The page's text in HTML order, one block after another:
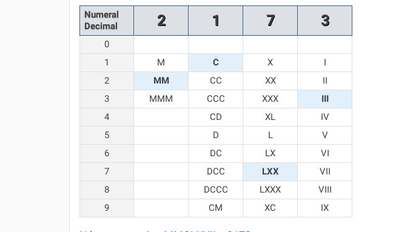
Todos os Exercícios
Numeral
Decimal
2 1 7 3
0
1
M C X
I
2
MM CC XX
II
3
MMM CCC XXX
III
4
CD XL
IV
5
D L
V
6
DC LX
VI
7
DCC LXX
VII
8
DCCC LXXX
VIII
9
CM XC IX